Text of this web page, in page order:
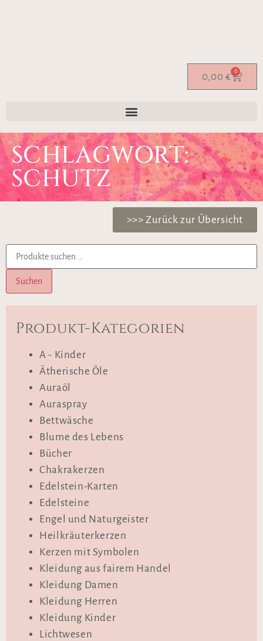
0,00 € 0
SCHLAGWORT:
SCHUTZ
>>> Zurück zur Übersicht
Suchen
Produkt-Kategorien
A - Kinder
Ätherische Öle
Auraöl
Auraspray
Bettwäsche
Blume des Lebens
Bücher
Chakrakerzen
Edelstein-Karten
Edelsteine
Engel und Naturgeister
Heilkräuterkerzen
Kerzen mit Symbolen
Kleidung aus fairem Handel
Kleidung Damen
Kleidung Herren
Kleidung Kinder
Lichtwesen